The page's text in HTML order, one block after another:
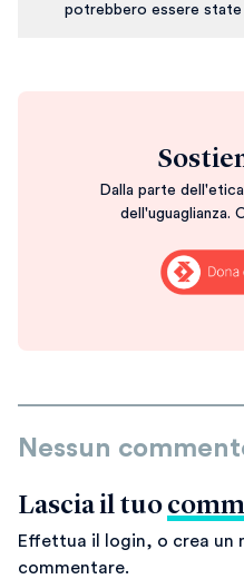
potrebbero essere
Dalla parte
dell'uguaglianza.
Nessun
Lascia il tuo
Effettua il login, o crea un
commentare.